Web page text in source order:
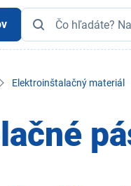
Elektroinštalačný materiál